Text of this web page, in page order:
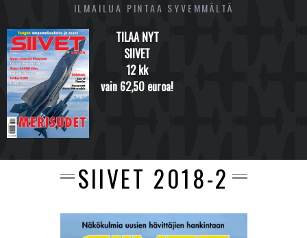
ILMAILUA PINTAA SYVEMMÄLTÄ
TILAA NYT
SIIVET
12 kk
vain 62,50 euroa!
SIIVET 2018-2